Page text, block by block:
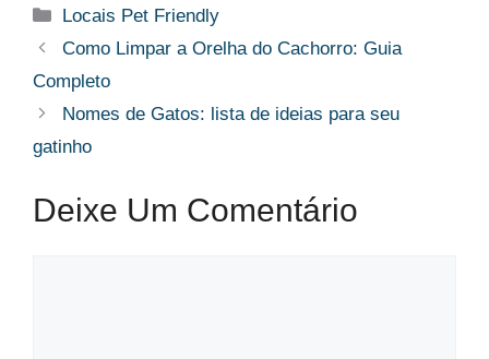
Categorias
Locais Pet Friendly
Como Limpar a Orelha do Cachorro: Guia
Completo
Nomes de Gatos: lista de ideias para seu
gatinho
Deixe Um Comentário